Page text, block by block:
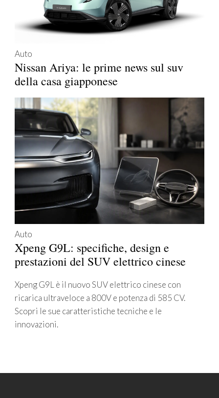
Auto
Nissan Ariya: le prime news sul suv
della casa giapponese
Auto
Xpeng G9L: specifiche, design e
prestazioni del SUV elettrico cinese
Xpeng G9L è il nuovo SUV elettrico cinese con
ricarica ultraveloce a 800V e potenza di 585 CV.
Scopri le sue caratteristiche tecniche e le
innovazioni.